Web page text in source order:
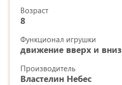
Возраст
8
Функционал игрушки
движение вверх и вниз
Производитель
Властелин Небес